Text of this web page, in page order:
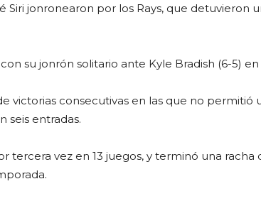
Siri jonronearon por los Rays, que detuvieron
su jonrón solitario ante Kyle Bradish (6-5) en
victorias consecutivas en las que no permitió
seis entradas.
tercera vez en 13 juegos, y terminó una racha